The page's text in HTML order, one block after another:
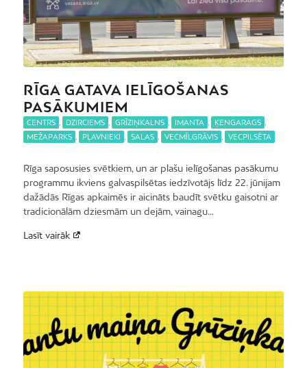
RĪGA GATAVA IELĪGOŠANAS
PASĀKUMIEM
CENTRS DZIRCIEMS GRĪZIŅKALNS IMANTA ĶENGARAGS
MEŽAPARKS
PĻAVNIEKI SALAS VECMĪLGRĀVIS VECPILSĒTA
Rīga saposusies svētkiem, un ar plašu ielīgošanas pasākumu
programmu ikviens galvaspilsētas iedzīvotājs līdz 22. jūnijam
dažādās Rīgas apkaimēs ir aicināts baudīt svētku gaisotni ar
tradicionālām dziesmām un dejām, vainagu…
Lasīt vairāk